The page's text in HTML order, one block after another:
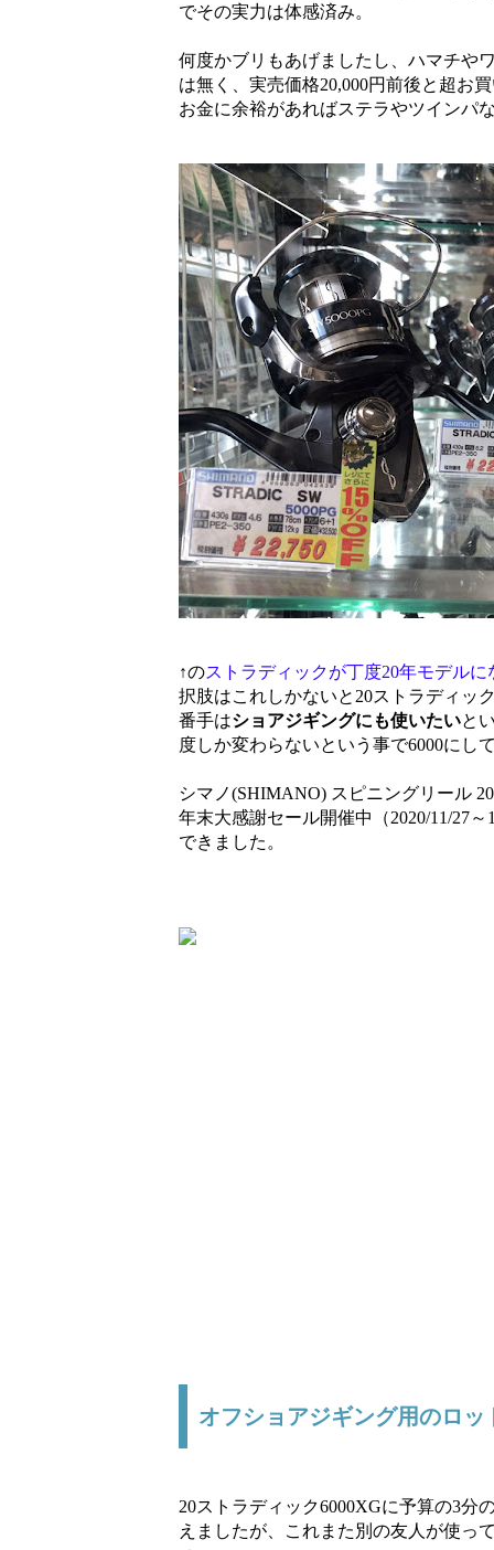
でその実力は体感済み。
何度かブリもあげましたし、ハマチや
は無く、実売価格20,000円前後と超お
お金に余裕があればステラやツインパ
↑のストラディックが丁度20年モデル
択肢はこれしかないと20ストラディッ
番手はショアジギングにも使いたいと
度しか変わらないという事で6000にし
シマノ(SHIMANO) スピニングリール
年末大感謝セール開催中（2020/11/27
できました。
オフショアジギング用のロッ
20ストラディック6000XGに予算の3分
えましたが、これまた別の友人が使っ